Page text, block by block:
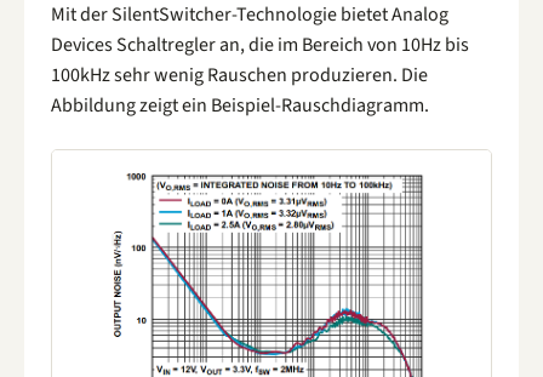
Mit der SilentSwitcher-Technologie bietet Analog
Devices Schaltregler an, die im Bereich von 10Hz bis
100kHz sehr wenig Rauschen produzieren. Die
Abbildung zeigt ein Beispiel-Rauschdiagramm.